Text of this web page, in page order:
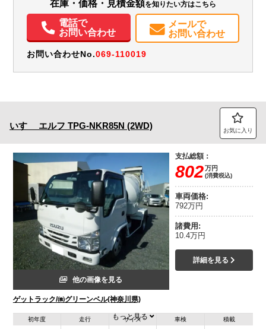
電動格納ミラー
ETC メンテナンスノート（保証書）
在庫・価格・見積金額を知りたい方はこちら
電話で
お問い合わせ
メールで
お問い合わせ
お問い合わせNo.069-110019
いすゞ エルフ TPG-NKR85N (2WD) お気に入り
他の画像を見る
ゲットラック/㈱グリーンベル(神奈川県)
支払総額：
802万円
(消費税込)
車両価格:
792万円
諸費用:
10.4万円
詳細を見る
初年度 走行 サイズ 車検 積載
もっと見る